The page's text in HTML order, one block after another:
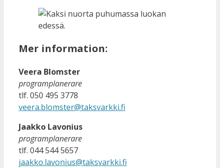
Mer information:
Veera Blomster
programplanerare
tlf. 050 495 3778
veera.blomster@taksvarkki.fi
Jaakko Lavonius
programplanerare
tlf. 044544 5657
jaakko.lavonius@taksvarkki.fi